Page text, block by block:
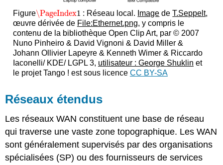
Figure\PageIndex1
\PageIndex1 : Réseau local. Image deT.Seppelt,
œuvre dérivée de File:Ethernet.png, y compris le
contenu de la bibliothèque Open Clip Art, par © 2007
Nuno Pinheiro & David Vignoni & David Miller &
Johann Ollivier Lapeyre & Kenneth Wimer & Riccardo
Iaconelli/ KDE/ LGPL 3, utilisateur : George Shuklin et
le projet Tango ! est sous licence CC BY-SA
Réseaux étendus
Les réseaux WAN constituent une base de réseau
qui traverse une vaste zone topographique. Les WAN
sont généralement supervisés par des organisations
spécialisées (SP) ou des fournisseurs de services